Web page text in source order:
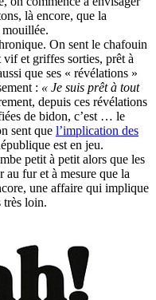
là encore, que la
mouillée.
On sent le chafouin
et griffes sorties, prêt à
que ses « révélations »
: « Je suis prêt à tout
depuis ces révélations
de bidon, c’est … le
sent que l’implication des
est en jeu.
petit à petit alors que les
au fur et à mesure que la
une affaire qui implique
très loin.